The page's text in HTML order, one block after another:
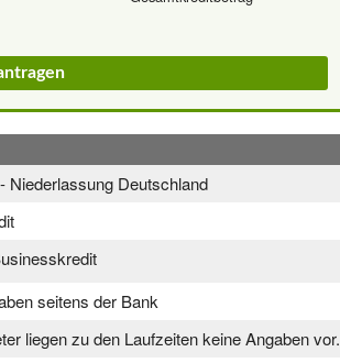
Niederlassung Deutschland
seitens der Bank
liegen zu den Laufzeiten keine Angaben vor.